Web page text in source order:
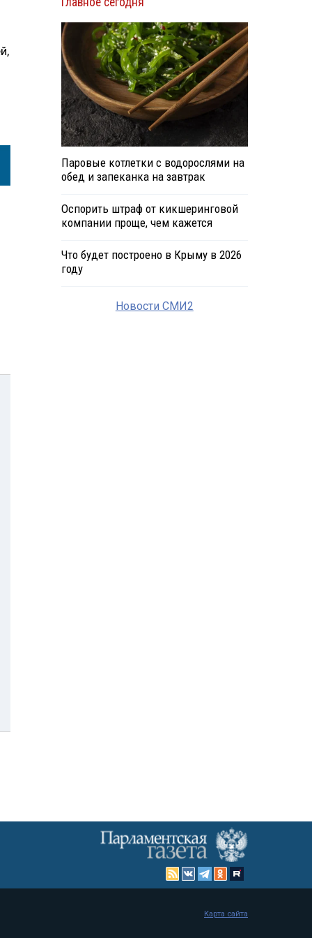
Паровые котлетки с водорослями на
обед и запеканка на завтрак
Оспорить штраф от кикшеринговой
компании проще, чем кажется
Что будет построено в Крыму в 2026
году
Новости СМИ2
Карта сайта